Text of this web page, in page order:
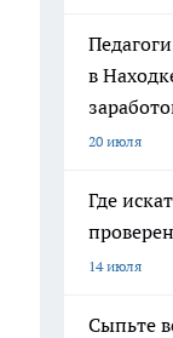
в
20 июля
Где
14 июля
Сыпьте